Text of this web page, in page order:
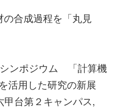
の合成過程を「丸見
ンポジウム 「計算機
活用した研究の新展
台第２キャンパス,